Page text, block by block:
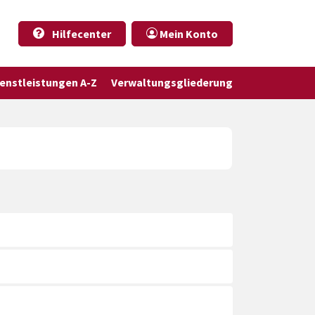
Hilfecenter Mein Konto
A-Z Verwaltungsgliederung